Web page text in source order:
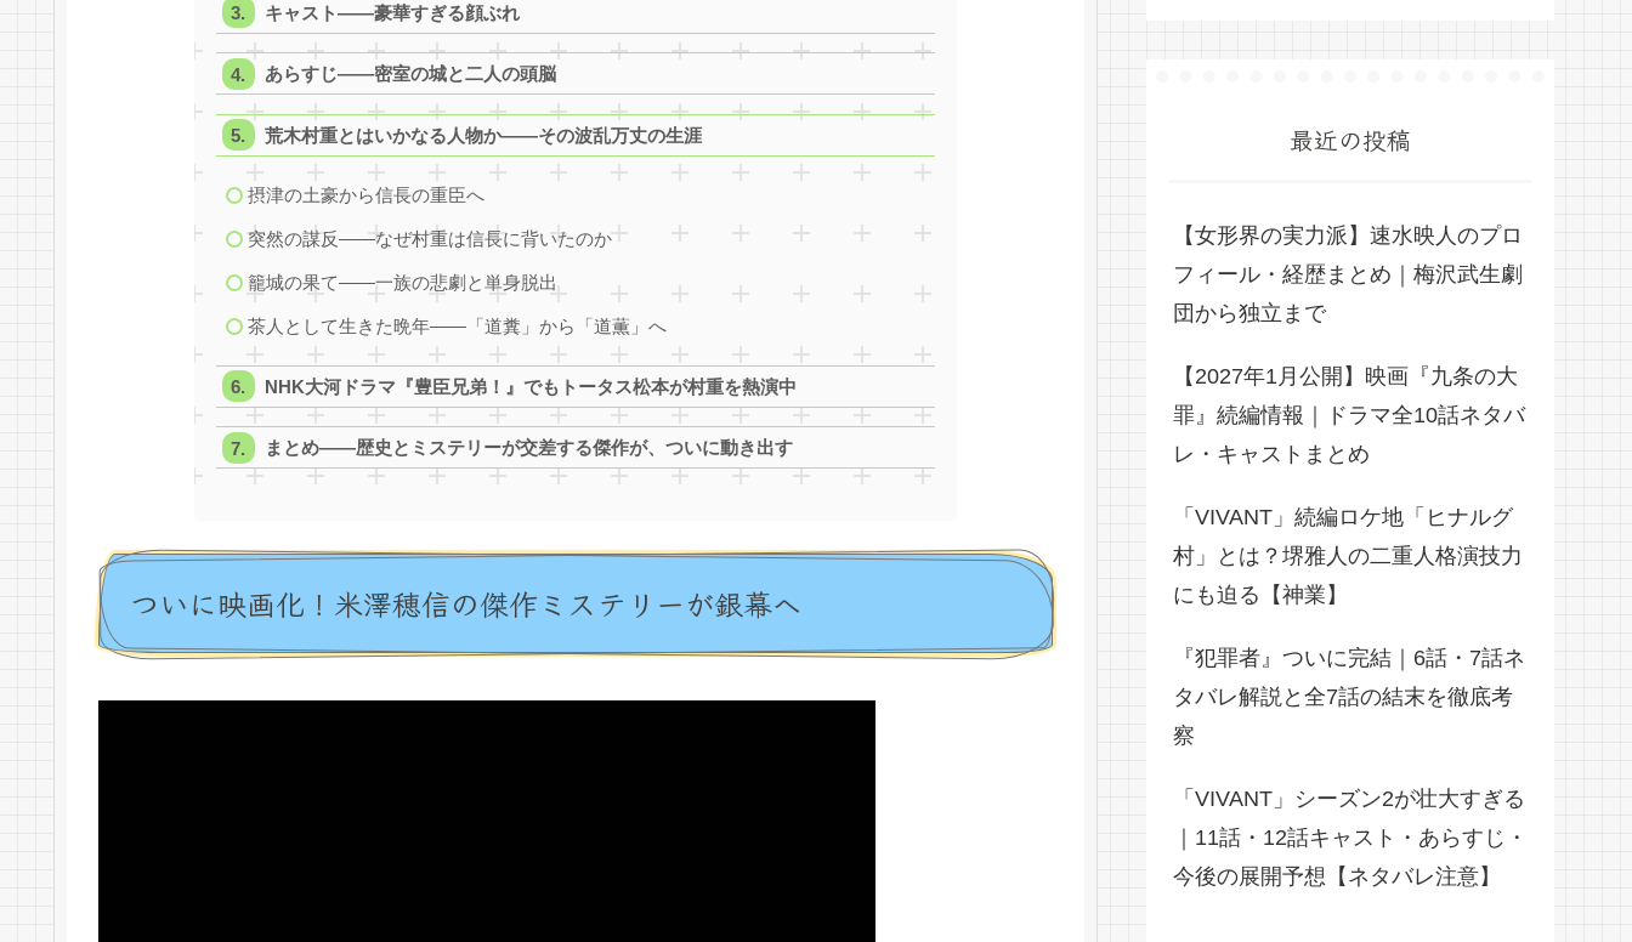
キャスト——豪華すぎる顔ぶれ
あらすじ——密室の城と二人の頭脳
荒木村重とはいかなる人物か——その波乱万丈の生涯
摂津の土豪から信長の重臣へ
突然の謀反——なぜ村重は信長に背いたのか
籠城の果て——一族の悲劇と単身脱出
茶人として生きた晩年——「道糞」から「道薫」へ
NHK大河ドラマ『豊臣兄弟！』でもトータス松本が村重を熱演中
まとめ——歴史とミステリーが交差する傑作が、ついに動き出す
ついに映画化！米澤穂信の傑作ミステリーが銀幕へ
最近の投稿
【女形界の実力派】速水映人のプロ
フィール・経歴まとめ｜梅沢武生劇
団から独立まで
【2027年1月公開】映画『九条の大
罪』続編情報｜ドラマ全10話ネタバ
レ・キャストまとめ
「VIVANT」続編ロケ地「ヒナルグ
村」とは？堺雅人の二重人格演技力
にも迫る【神業】
『犯罪者』ついに完結｜6話・7話ネ
タバレ解説と全7話の結末を徹底考
察
「VIVANT」シーズン2が壮大すぎる
｜11話・12話キャスト・あらすじ・
今後の展開予想【ネタバレ注意】